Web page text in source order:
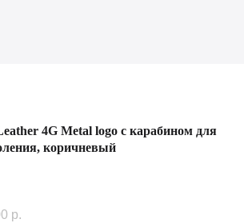
4G Metal logo с карабином для
коричневый
р.